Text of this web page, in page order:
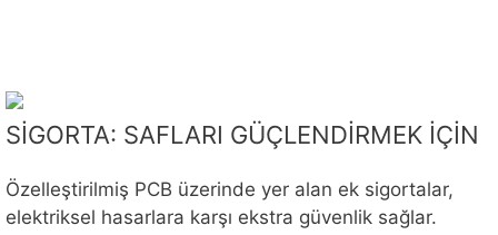
SİGORTA: SAFLARI GÜÇLENDİRMEK İÇİN
Özelleştirilmiş PCB üzerinde yer alan ek sigortalar,
elektriksel hasarlara karşı ekstra güvenlik sağlar.